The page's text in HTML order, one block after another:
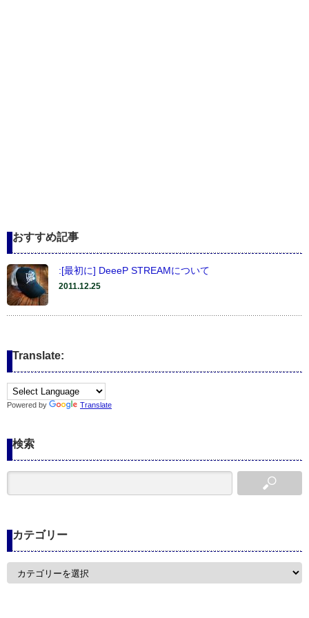
おすすめ記事
:[最初に] DeeeP STREAMについて
2011.12.25
Translate:
Powered by Translate
検索
カテゴリー
カ